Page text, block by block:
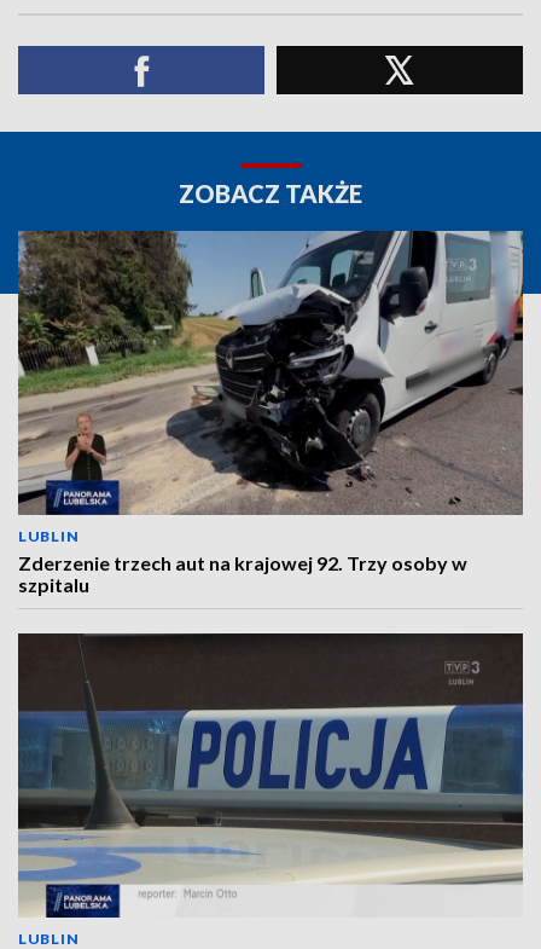
ZOBACZ TAKŻE
LUBLIN
Zderzenie trzech aut na krajowej 92. Trzy osoby w
szpitalu
LUBLIN